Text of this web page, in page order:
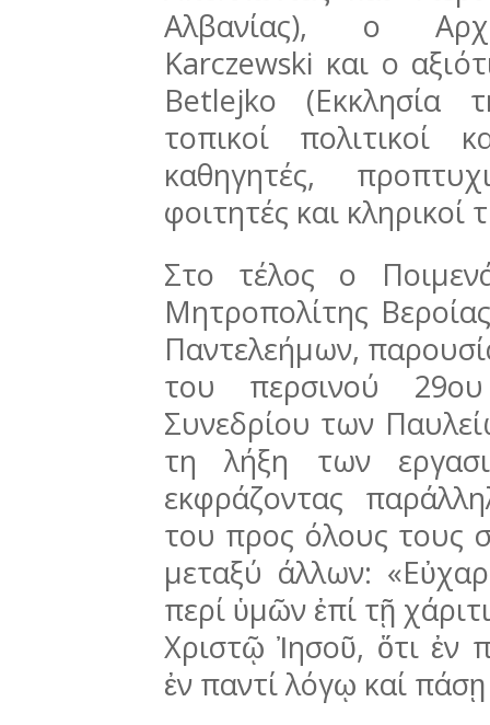
Αλβανίας), ο
Karczewski και ο
Betlejko (Εκκλησία
τοπικοί πολιτικοί
καθηγητές,
φοιτητές και
Στο τέλος ο
Μητροπολίτης
Παντελεήμων,
του περσινού 29ου
Συνεδρίου των
τη λήξη των
εκφράζοντας
του προς όλους τους
μεταξύ άλλων:
περί ὑμῶν ἐπί τῇ
Χριστῷ Ἰησοῦ, ὅτι ἐν
ἐν παντί λόγῳ καί